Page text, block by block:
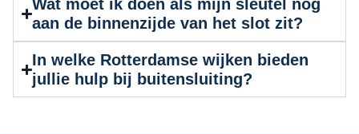
Wat moet ik doen als mijn sleutel nog
aan de binnenzijde van het slot zit?
In welke Rotterdamse wijken bieden
jullie hulp bij buitensluiting?